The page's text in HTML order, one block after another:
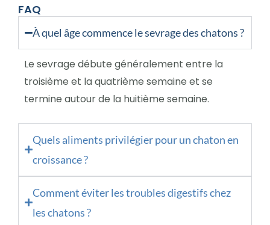
FAQ
À quel âge commence le sevrage des chatons ?
Le sevrage débute généralement entre la
troisième et la quatrième semaine et se
termine autour de la huitième semaine.
Quels aliments privilégier pour un chaton en
croissance ?
Comment éviter les troubles digestifs chez
les chatons ?